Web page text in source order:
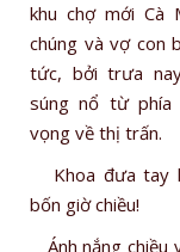
khu chợ mới Cà
chúng và vợ con
tức, bởi trưa
súng nổ từ phía
vọng về thị trấn.
Khoa đưa tay
bốn giờ chiều!
Ánh nắng chiều